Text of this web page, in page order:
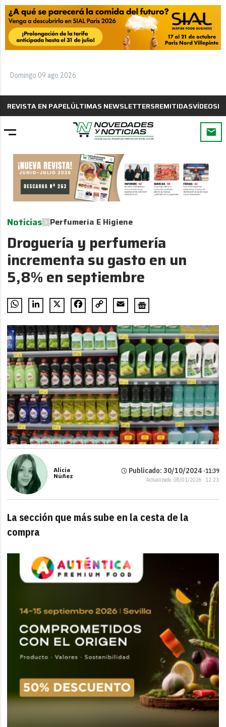
Domingo 09 ago 2026
REVISTA EN PAPELÚLTIMAS NEWSLETTERSREMITIDASVÍDEOS
Noticias Perfumería E Higiene
Droguería y perfumería
incrementa su gasto en un
5,8% en septiembre
WhatsAppLinkedIn
X FacebookCopy
Email
Alicia
Núñez
Publicado: 30/10/2024 ·11:39
Actualizado: 08/01/2026 · 12:23
La sección que más sube en la cesta de la
compra